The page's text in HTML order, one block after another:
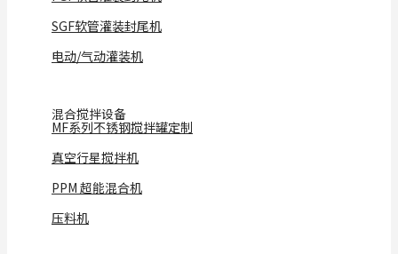
SGF软管灌装封尾机
电动/气动灌装机
混合搅拌设备
MF系列不锈钢搅拌罐定制
真空行星搅拌机
PPM 超能混合机
压料机